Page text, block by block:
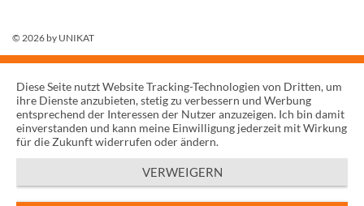
© 2026 by UNIKAT
Diese Seite nutzt Website Tracking-Technologien von Dritten, um
ihre Dienste anzubieten, stetig zu verbessern und Werbung
entsprechend der Interessen der Nutzer anzuzeigen. Ich bin damit
einverstanden und kann meine Einwilligung jederzeit mit Wirkung
für die Zukunft widerrufen oder ändern.
VERWEIGERN